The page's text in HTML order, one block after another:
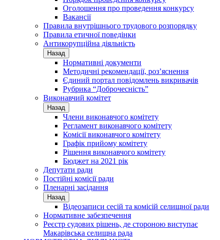
Оголошення про проведення конкурсу
Вакансії
Правила внутрішнього трудового розпорядку
Правила етичної поведінки
Антикорупційна діяльність
Назад
Нормативні документи
Методичні рекомендації, роз’яснення
Єдиний портал повідомлень викривачів
Рубрика “Доброчесність”
Виконавчий комітет
Назад
Члени виконавчого комітету
Регламент виконавчого комітету
Комісії виконавчого комітету
Графік прийому комітету
Рішення виконавчого комітету
Бюджет на 2021 рік
Депутати ради
Постійні комісії ради
Пленарні засідання
Назад
Відеозаписи сесій та комісій селищної ради
Нормативне забезпечення
Реєстр судових рішень, де стороною виступає
Макарівська селищна рада